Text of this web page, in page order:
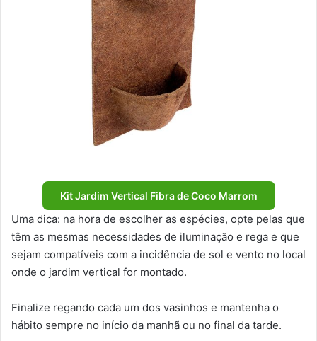
Kit Jardim Vertical Fibra de Coco Marrom
Uma dica: na hora de escolher as espécies, opte pelas que
têm as mesmas necessidades de iluminação e rega e que
sejam compatíveis com a incidência de sol e vento no local
onde o jardim vertical for montado.
Finalize regando cada um dos vasinhos e mantenha o
hábito sempre no início da manhã ou no final da tarde.